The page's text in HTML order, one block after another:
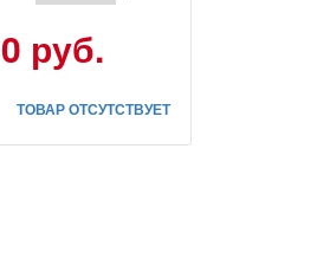
0 руб.
ТОВАР ОТСУТСТВУЕТ